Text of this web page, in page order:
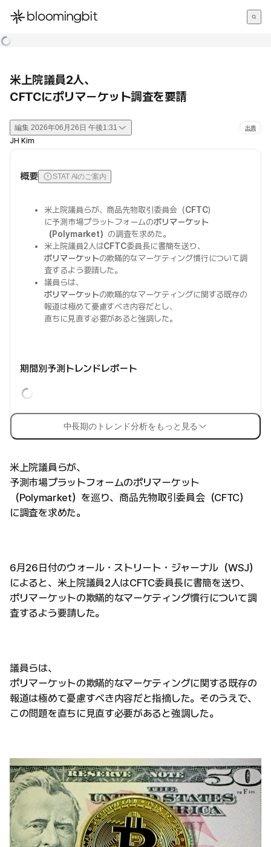
한국어
米上院議員2人、
CFTCにポリマーケット調査を要請
編集 2026年06月26日 午後1:31 出典
JH Kim
概要 STAT AIのご案内
米上院議員らが、商品先物取引委員会（CFTC）
に予測市場プラットフォームのポリマーケット
（Polymarket） の調査を求めた。
米上院議員2人はCFTC委員長に書簡を送り、
ポリマーケットの欺瞞的なマーケティング慣行について調
査するよう要請した。
議員らは、
ポリマーケットの欺瞞的なマーケティングに関する既存の
報道は極めて憂慮すべき内容だとし、
直ちに見直す必要があると強調した。
期間別予測トレンドレポート
中長期のトレンド分析をもっと見る
米上院議員らが、
予測市場プラットフォームのポリマーケット
（Polymarket）を巡り、商品先物取引委員会（CFTC）
に調査を求めた。
6月26日付のウォール・ストリート・ジャーナル（WSJ）
によると、米上院議員2人はCFTC委員長に書簡を送り、
ポリマーケットの欺瞞的なマーケティング慣行について調
査するよう要請した。
議員らは、
ポリマーケットの欺瞞的なマーケティングに関する既存の
報道は極めて憂慮すべき内容だと指摘した。そのうえで、
この問題を直ちに見直す必要があると強調した。